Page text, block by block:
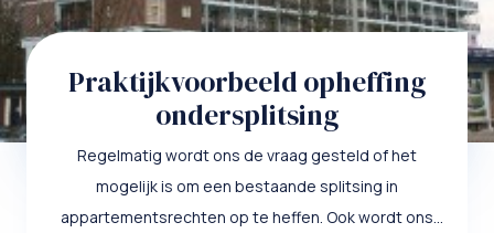
Praktijkvoorbeeld opheffing
ondersplitsing
Regelmatig wordt ons de vraag gesteld of het
mogelijk is om een bestaande splitsing in
appartementsrechten op te heffen. Ook wordt ons